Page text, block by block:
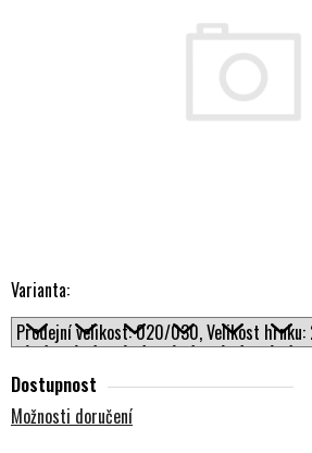
Varianta:
Dostupnost
Možnosti doručení